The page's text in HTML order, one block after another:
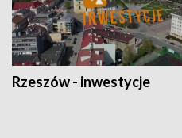
Rzeszów - inwestycje